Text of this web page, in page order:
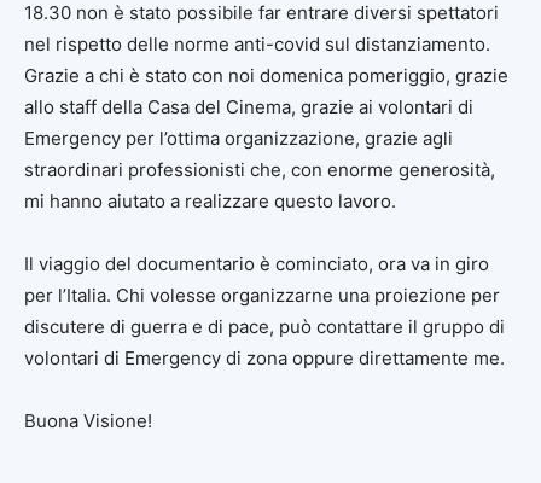
18.30 non è stato possibile far entrare diversi spettatori
nel rispetto delle norme anti-covid sul distanziamento.
Grazie a chi è stato con noi domenica pomeriggio, grazie
allo staff della Casa del Cinema, grazie ai volontari di
Emergency per l’ottima organizzazione, grazie agli
straordinari professionisti che, con enorme generosità,
mi hanno aiutato a realizzare questo lavoro.
Il viaggio del documentario è cominciato, ora va in giro
per l’Italia. Chi volesse organizzarne una proiezione per
discutere di guerra e di pace, può contattare il gruppo di
volontari di Emergency di zona oppure direttamente me.
Buona Visione!